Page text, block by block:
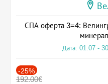
СПА оферта 3=4:
Дата: 01.07 -
-25%
192.00€